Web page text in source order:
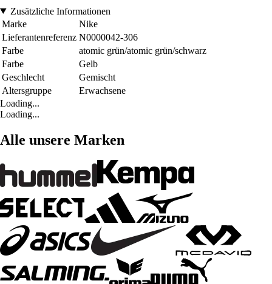
Zusätzliche Informationen
Marke
Nike
Lieferantenreferenz N0000042-306
Farbe
atomic grün/atomic grün/schwarz
Farbe
Gelb
Geschlecht
Gemischt
Altersgruppe
Erwachsene
Loading...
Loading...
Alle unsere Marken